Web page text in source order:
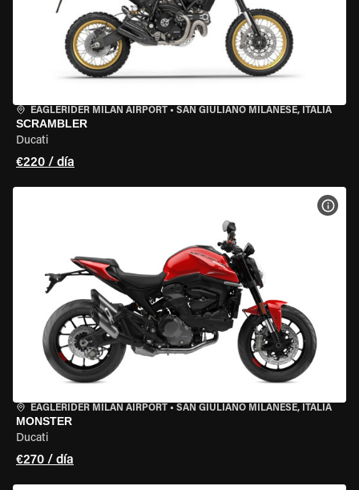
EAGLERIDER MILAN AIRPORT • SAN GIULIANO MILANESE, ITALIA
SCRAMBLER
Ducati
€220 / día
EAGLERIDER MILAN AIRPORT • SAN GIULIANO MILANESE, ITALIA
MONSTER
Ducati
€270 / día
VER